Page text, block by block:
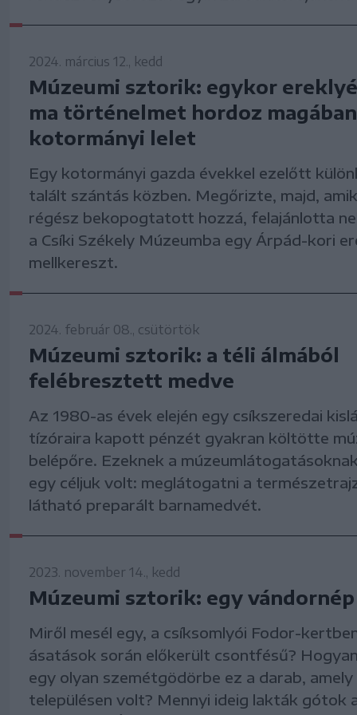
2024. március 12., kedd
Múzeumi sztorik: egykor
ma történelmet hordoz
kotormányi lelet
Egy kotormányi gazda évekkel ezelőtt
talált szántás közben. Megőrizte, majd,
régész bekopogtatott hozzá, felajánlotta
a Csíki Székely Múzeumba egy Árpád-kori
mellkereszt.
2024. február 08., csütörtök
Múzeumi sztorik: a téli álmából
felébresztett medve
Az 1980-as évek elején egy csíkszeredai
tízóraira kapott pénzét gyakran költötte
belépőre. Ezeknek a
egy céljuk volt: meglátogatni a
látható preparált barnamedvét.
2023. november 14., kedd
Múzeumi sztorik: egy
Miről mesél egy, a csíksomlyói Fodor-
ásatások során előkerült csontfésű?
egy olyan szemétgödörbe ez a darab,
településen volt? Mennyi ideig lakták gótok